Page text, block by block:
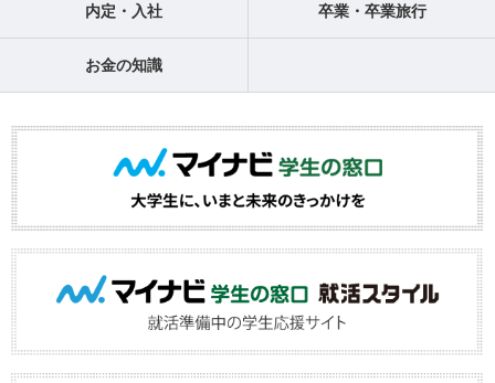
内定・入社 卒業・卒業旅行
お金の知識